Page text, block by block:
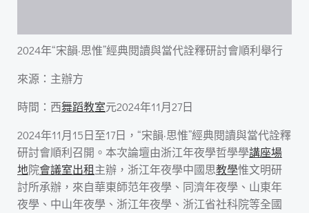
2024年“宋韻·思惟”經典閱讀與當代詮釋研討會順利舉行
來源：主辦方
時間：西舞蹈教室元2024年11月27日
2024年11月15日至17日，“宋韻·思惟”經典閱讀與當代詮釋
研討會順利召開。本次論壇由浙江年夜學哲學學講座場
地院會議室出租主辦，浙江年夜學中國思教學惟文明研
討所承辦，來自華東師范年夜學、同濟年夜學、山東年
夜學、中山年夜學、浙江年夜學、浙江省社科院等全國